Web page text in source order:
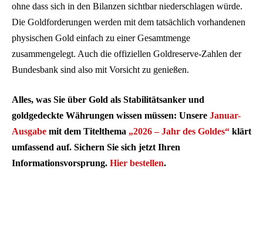
ohne dass sich in den Bilanzen sichtbar niederschlagen würde.
Die Goldforderungen werden mit dem tatsächlich vorhandenen
physischen Gold einfach zu einer Gesamtmenge
zusammengelegt. Auch die offiziellen Goldreserve-Zahlen der
Bundesbank sind also mit Vorsicht zu genießen.
Alles, was Sie über Gold als Stabilitätsanker und
goldgedeckte Währungen wissen müssen: Unsere Januar-
Ausgabe mit dem Titelthema „2026 – Jahr des Goldes“ klärt
umfassend auf. Sichern Sie sich jetzt Ihren
Informationsvorsprung. Hier bestellen.